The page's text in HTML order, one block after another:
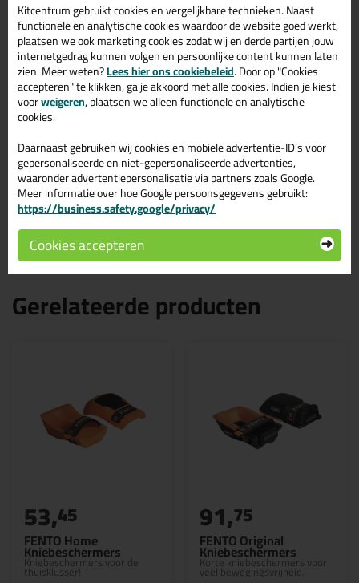
Stuk duurzamer door vervangbare onderdelen
Waterafstotend
Brede elastieken zodat het niet in de knieholte knelt
Bieden bescherming tot minstens 100 (+/-5) N
Voorkomt knie- en rugklachten
EAN: 8717496910226
Artikelnummer: RBP10400-0080
Eigenschappen
De buitenkant is van 100% EVA-foam, slijtvaste kunststof
in schuimvorm
De inlays zijn gemaakt van een zacht & comfortabel EVA-
kussen die de knie ondersteunt
Afmetingen: 375 mm x 160 mm x 80 mm ( L x B x H )
Slechts 450 gram per kniebeschermer
Wordt verkocht per paar
Gerelateerde producten
FENTO Home
Kniebeschermers
Kniebeschermers voor de
thuisklusser!
53,45
FENTO Original
Kniebeschermers
Korte kniebeschermers voor
veel bewegingsvrijheid.
91,75
Kitcentrum gebruikt cookies en vergelijkbare technieken. Naast
functionele en analytische cookies waardoor de website goed werkt,
plaatsen we ook marketing cookies zodat wij en derde partijen jouw
internetgedrag kunnen volgen en persoonlijke content kunnen laten
zien. Meer weten?Lees hier ons cookiebeleid. Door op "Cookies
accepteren" te klikken, ga je akkoord met alle cookies. Indien je kiest
voorweigeren, plaatsen we alleen functionele en analytische
cookies.
Daarnaast gebruiken wij cookies en mobiele advertentie-ID’s voor
gepersonaliseerde en niet-gepersonaliseerde advertenties,
waaronder advertentiepersonalisatie via partners zoals Google.
Meer informatie over hoe Google persoonsgegevens gebruikt:
https://business.safety.google/privacy/
Cookies accepteren